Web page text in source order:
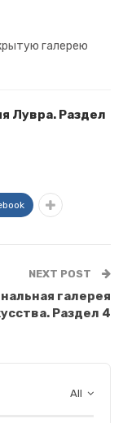
галерею
Лувра. Раздел
NEXT POST
галерея
Раздел 4
All